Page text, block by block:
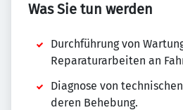
Was Sie tun werden
Durchführung von
Reparaturarbeiten an
Diagnose von
deren Behebung.